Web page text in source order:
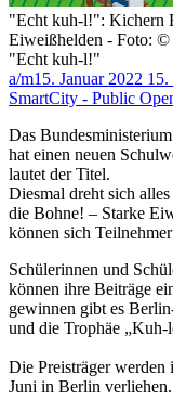
"Echt kuh-l!": Kichern
Eiweißhelden - Foto:
"Echt kuh-l!"
a/m15. Januar 2022 15.
SmartCity - Public
Das
hat einen neuen
lautet der Titel.
Diesmal dreht sich
die Bohne! – Starke
können sich
Schülerinnen und
können ihre Beiträge
gewinnen gibt es
und die Trophäe „Kuh-
Die Preisträger werden
Juni in Berlin verliehen.